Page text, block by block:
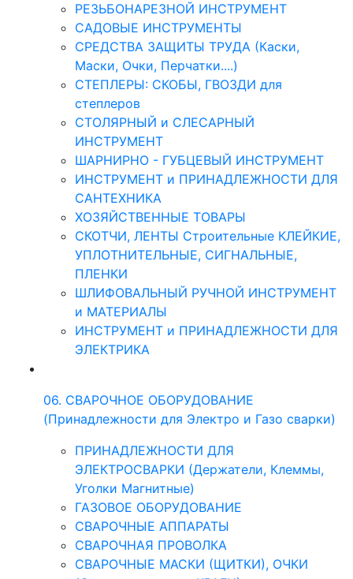
РЕЗЬБОНАРЕЗНОЙ ИНСТРУМЕНТ
САДОВЫЕ ИНСТРУМЕНТЫ
СРЕДСТВА ЗАЩИТЫ ТРУДА (Каски,
Маски, Очки, Перчатки....)
СТЕПЛЕРЫ: СКОБЫ, ГВОЗДИ для
степлеров
СТОЛЯРНЫЙ и СЛЕСАРНЫЙ
ИНСТРУМЕНТ
ШАРНИРНО - ГУБЦЕВЫЙ ИНСТРУМЕНТ
ИНСТРУМЕНТ и ПРИНАДЛЕЖНОСТИ ДЛЯ
САНТЕХНИКА
ХОЗЯЙСТВЕННЫЕ ТОВАРЫ
СКОТЧИ, ЛЕНТЫ Строительные КЛЕЙКИЕ,
УПЛОТНИТЕЛЬНЫЕ, СИГНАЛЬНЫЕ,
ПЛЕНКИ
ШЛИФОВАЛЬНЫЙ РУЧНОЙ ИНСТРУМЕНТ
и МАТЕРИАЛЫ
ИНСТРУМЕНТ и ПРИНАДЛЕЖНОСТИ ДЛЯ
ЭЛЕКТРИКА
06. СВАРОЧНОЕ ОБОРУДОВАНИЕ
(Принадлежности для Электро и Газо сварки)
ПРИНАДЛЕЖНОСТИ ДЛЯ
ЭЛЕКТРОСВАРКИ (Держатели, Клеммы,
Уголки Магнитные)
ГАЗОВОЕ ОБОРУДОВАНИЕ
СВАРОЧНЫЕ АППАРАТЫ
СВАРОЧНАЯ ПРОВОЛКА
СВАРОЧНЫЕ МАСКИ (ЩИТКИ), ОЧКИ